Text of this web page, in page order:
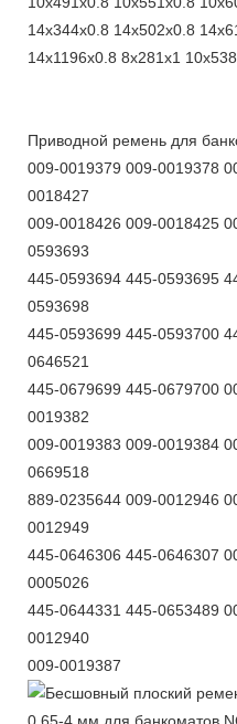
14x344x0.8 14x502x0.8
14x1196x0.8 8x281x1
Приводной ремень для
009-0019379 009-0019378
0018427
009-0018426 009-0018425
0593693
445-0593694 445-0593695
0593698
445-0593699 445-0593700
0646521
445-0679699 445-0679700
0019382
009-0019383 009-0019384
0669518
889-0235644 009-0012946
0012949
445-0646306 445-0646307
0005026
445-0644331 445-0653489
0012940
009-0019387